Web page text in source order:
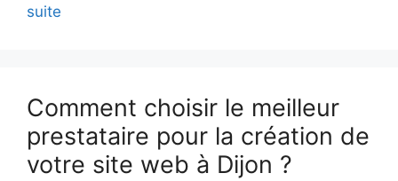
suite
Comment choisir le meilleur
prestataire pour la création de
votre site web à Dijon ?